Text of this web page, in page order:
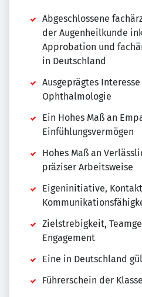
Abgeschlossene
der Augenheilkunde
Approbation und
in Deutschland
Ausgeprägtes
Ophthalmologie
Ein Hohes Maß an
Einfühlungsvermögen
Hohes Maß an
präziser Arbeitsweise
Eigeninitiative,
Zielstrebigkeit,
Engagement
Eine in Deutschland
Führerschein der